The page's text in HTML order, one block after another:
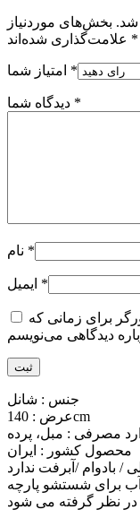
شد. بخش‌های موردنیاز
*
*
*
*
*
برای زمانی که
جنس : شانل
عرض : 140cm
مصرفی : مبل، پرده
محصول کشور : ایران
بادوام /آبرفت ندارد
برای شستشو پارچه